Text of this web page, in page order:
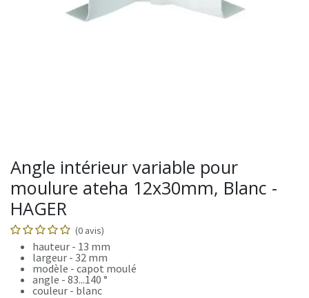
Angle intérieur variable pour
moulure ateha 12x30mm, Blanc -
HAGER
(0 avis)
hauteur - 13 mm
largeur - 32 mm
modèle - capot moulé
angle - 83...140 °
couleur - blanc